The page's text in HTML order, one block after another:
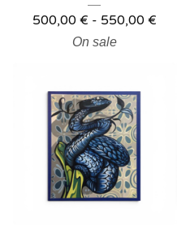
500,00 € - 550,00 €
On sale